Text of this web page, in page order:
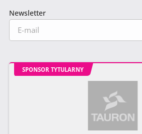
Newsletter
SPONSOR TYTULARNY